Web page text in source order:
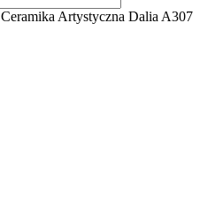
Ceramika Artystyczna Dalia A307